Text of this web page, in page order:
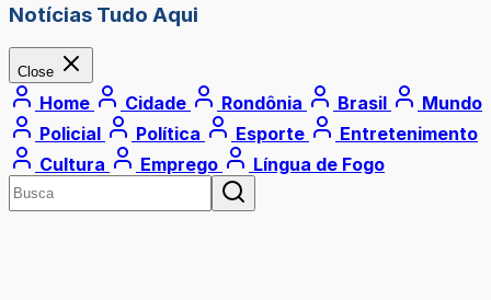
Notícias Tudo Aqui
Close
Home Cidade Rondônia Brasil
Mundo
Policial
Política Esporte
Entretenimento
Cultura
Emprego Língua de Fogo